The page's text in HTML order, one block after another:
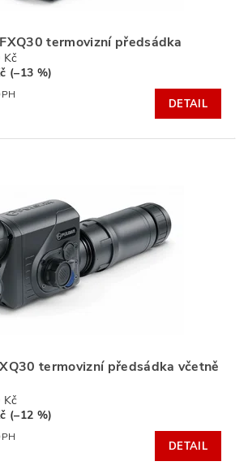
termovizní předsádka
Kč
(–13 %)
DPH
DETAIL
termovizní předsádka včetně
Kč
(–12 %)
DPH
DETAIL